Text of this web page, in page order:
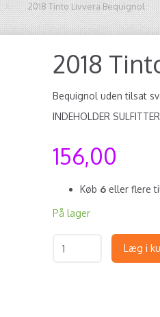
2018 Tinto Livvera Bequignol
2018
Bequignol uden tilsat
INDEHOLDER SULFITTER
156,00
Køb 6 eller flere
På lager
Læg i